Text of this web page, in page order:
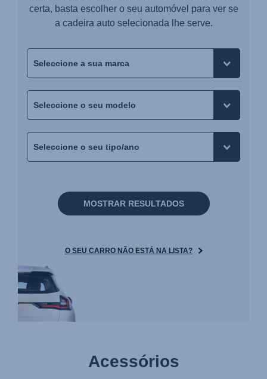
certa, basta escolher o seu automóvel para ver se
a cadeira auto selecionada lhe serve.
MOSTRAR RESULTADOS
O SEU CARRO NÃO ESTÁ NA LISTA?
Acessórios